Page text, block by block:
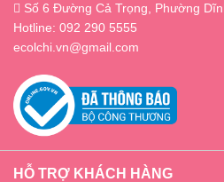
Số 6 Đường Cả Trọng, Phường
Hotline: 092 290 5555
ecolchi.vn@gmail.com
HỖ TRỢ KHÁCH HÀNG